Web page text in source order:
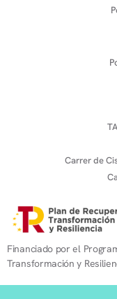
Carrer de
Financiado por el
Transformación y